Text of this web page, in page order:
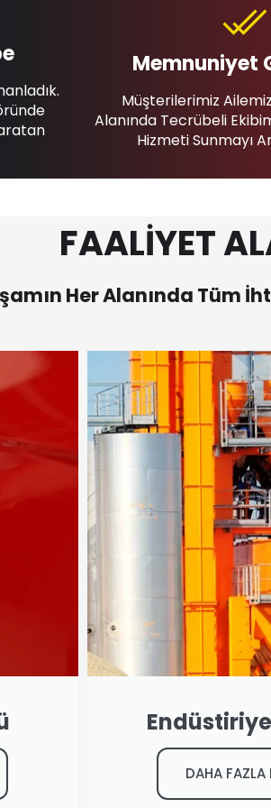
Memnuniyet
Müşterilerimiz
Alanında Tecrübeli
Hizmeti Sunmayı
FAALİYET
Her Alanında Tüm
DAHA FAZLA